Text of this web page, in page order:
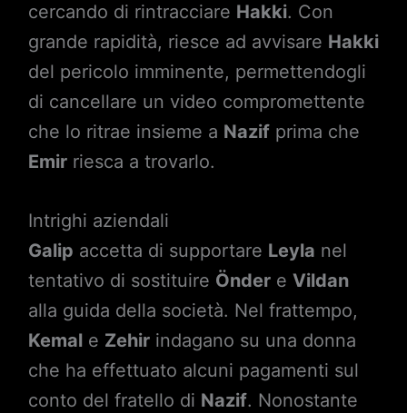
cercando di rintracciare Hakki. Con
grande rapidità, riesce ad avvisare Hakki
del pericolo imminente, permettendogli
di cancellare un video compromettente
che lo ritrae insieme a Nazifprima che
Emirriesca a trovarlo.
Intrighi aziendali
Galip accetta di supportare Leyla nel
tentativo di sostituire Öndere Vildan
alla guida della società. Nel frattempo,
Kemale Zehirindagano su una donna
che ha effettuato alcuni pagamenti sul
conto del fratello di Nazif. Nonostante